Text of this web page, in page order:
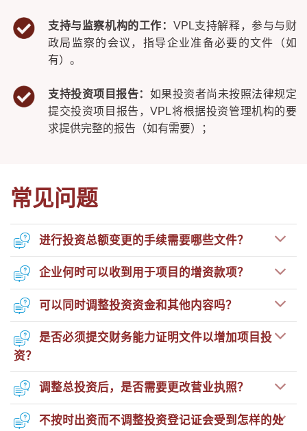
支持与监察机构的工作： VPL支持解释，参与与财
政局监察的会议，指导企业准备必要的文件（如
有）。
支持投资项目报告： 如果投资者尚未按照法律规定
提交投资项目报告，VPL将根据投资管理机构的要
求提供完整的报告（如有需要）；
常见问题
进行投资总额变更的手续需要哪些文件？
企业何时可以收到用于项目的增资款项？
可以同时调整投资资金和其他内容吗？
是否必须提交财务能力证明文件以增加项目投
资？
调整总投资后，是否需要更改营业执照？
不按时出资而不调整投资登记证会受到怎样的处